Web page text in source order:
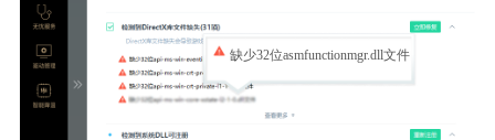
缺少32位asmfunctionmgr.dll文件